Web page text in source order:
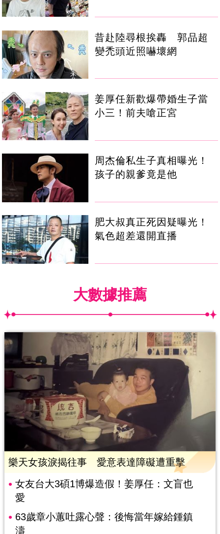
昔赴陸尋根挨轟 郭品超
變禿頭近照嚇壞網
姜厚任新歡爆帶婚生子當
小三！前夫嗆正宮
周杰倫私生子真相曝光！
孩子的親爹竟是他
肥大叔真正死因疑曝光！
氣色超差還開直播
大數據推薦
樂天女孩淚揭往事 愛意表達障礙遭重擊
女友台大3碩1博爆造假！姜厚任：文盲也
愛
63歲章小蕙吐露心聲：後悔當年嫁給鍾鎮
濤